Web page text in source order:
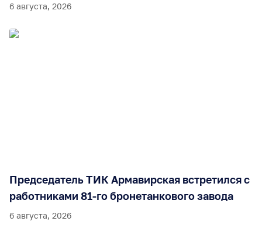
6 августа, 2026
Председатель ТИК Армавирская встретился с
работниками 81-го бронетанкового завода
6 августа, 2026